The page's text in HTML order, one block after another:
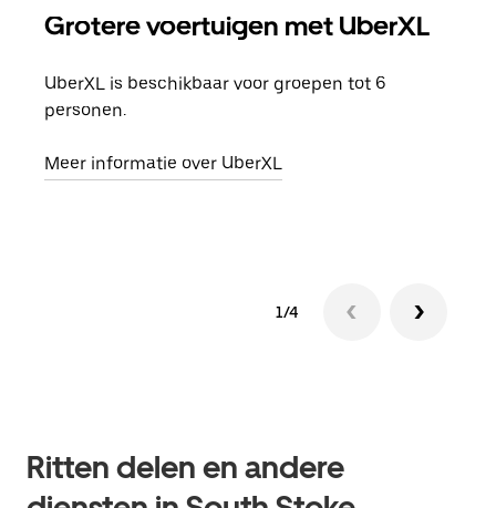
Grotere voertuigen met UberXL
UberXL is beschikbaar voor groepen tot 6
personen.
Meer informatie over UberXL
1/4
Ritten delen en andere